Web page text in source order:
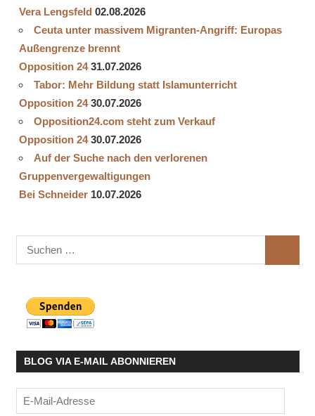
Vera Lengsfeld 02.08.2026
Ceuta unter massivem Migranten-Angriff: Europas
Außengrenze brennt
Opposition 24 31.07.2026
Tabor: Mehr Bildung statt Islamunterricht
Opposition 24 30.07.2026
Opposition24.com steht zum Verkauf
Opposition 24 30.07.2026
Auf der Suche nach den verlorenen
Gruppenvergewaltigungen
Bei Schneider 10.07.2026
Suchen
nach:
BLOG VIA E-MAIL ABONNIEREN
E-